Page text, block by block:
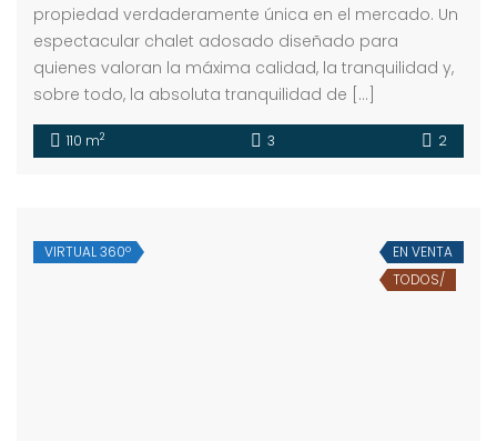
propiedad verdaderamente única en el mercado. Un
espectacular chalet adosado diseñado para
quienes valoran la máxima calidad, la tranquilidad y,
sobre todo, la absoluta tranquilidad de […]
110 m2 3 2
VIRTUAL 360º
EN VENTA
TODOS/